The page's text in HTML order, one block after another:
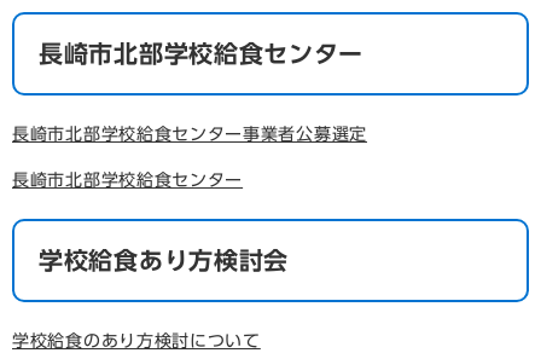
長崎市北部学校給食センター
長崎市北部学校給食センター事業者公募選定
長崎市北部学校給食センター
学校給食あり方検討会
学校給食のあり方検討について